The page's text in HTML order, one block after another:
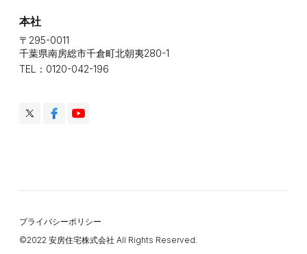
本社
〒295-0011
千葉県南房総市千倉町北朝夷280-1
TEL：0120-042-196
プライバシーポリシー
©️2022 安房住宅株式会社 All Rights Reserved.